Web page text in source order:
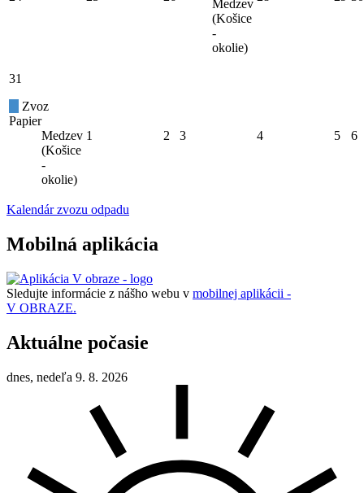
Medzev
(Košice
-
okolie)
31
Zvoz
Papier
Medzev
(Košice
-
okolie)
1 2 3 4 5 6
Kalendár zvozu odpadu
Mobilná aplikácia
Sledujte informácie z nášho webu v mobilnej aplikácii -
V OBRAZE.
Aktuálne počasie
dnes, nedeľa 9. 8. 2026